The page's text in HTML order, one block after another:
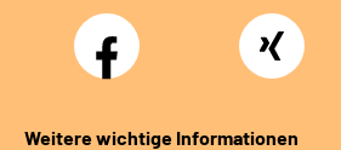
Facebook Xing
Weitere wichtige Informationen